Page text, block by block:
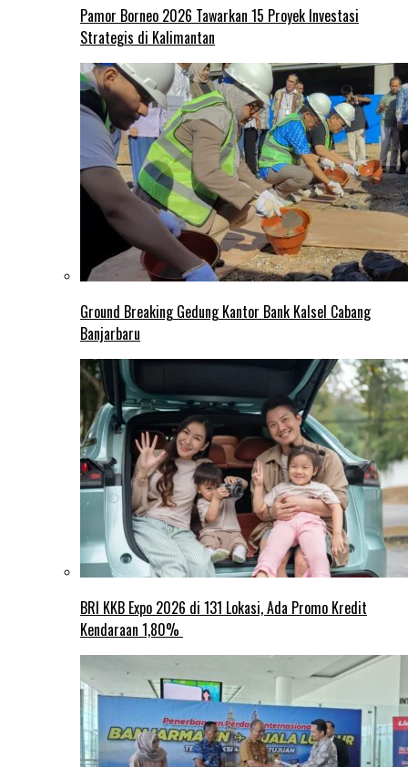
Pamor Borneo 2026 Tawarkan 15 Proyek Investasi
Strategis di Kalimantan
Ground Breaking Gedung Kantor Bank Kalsel Cabang
Banjarbaru
BRI KKB Expo 2026 di 131 Lokasi, Ada Promo Kredit
Kendaraan 1,80%